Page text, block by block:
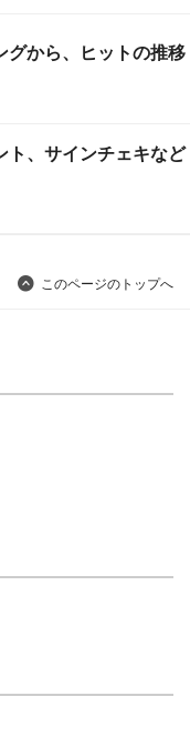
グから、ヒットの推移
ト、サインチェキなど
このページのトップへ